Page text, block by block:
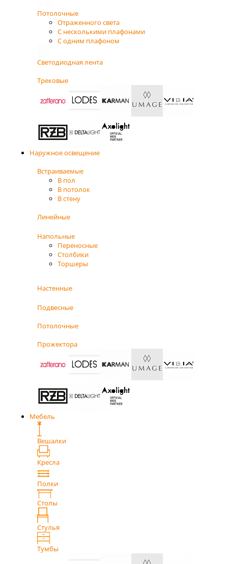
Потолочные
Отраженного света
С несколькими плафонами
С одним плафоном
Светодиодная лента
Трековые
Наружное освещение
Встраиваемые
В пол
В потолок
В стену
Линейные
Напольные
Переносные
Столбики
Торшеры
Настенные
Подвесные
Потолочные
Прожектора
Мебель
Вешалки
Кресла
Полки
Столы
Стулья
Тумбы